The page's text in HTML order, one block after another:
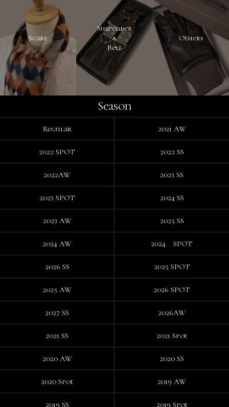
Scarf
Suspender
&
Belt
Others
Season
Regular 2021 AW
2022 SPOT 2022 SS
2022AW 2023 SS
2023 SPOT 2024 SS
2023 AW 2025 SS
2024 AW 2024 SPOT
2026 SS 2025 SPOT
2025 AW 2026 SPOT
2027 SS 2026AW
2021 SS 2021 Spot
2020 AW 2020 SS
2020 Spot 2019 AW
2019 SS 2019 Spot